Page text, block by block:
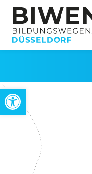
Open toolbar